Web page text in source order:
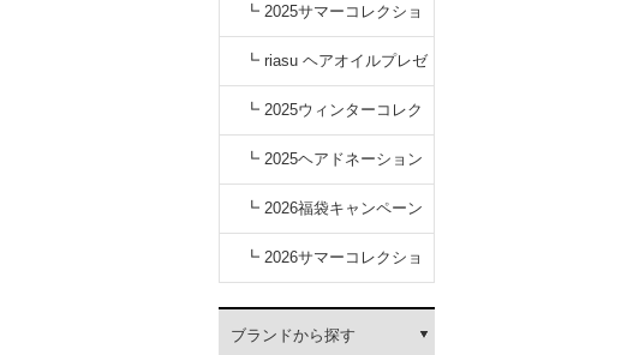
ンペーン
┗ 2025サマーコレクショ
ン
┗ riasu ヘアオイルプレゼ
ント
┗ 2025ウィンターコレク
ション
┗ 2025ヘアドネーション
キャンペーン
┗ 2026福袋キャンペーン
┗ 2026サマーコレクショ
ン
ブランドから探す